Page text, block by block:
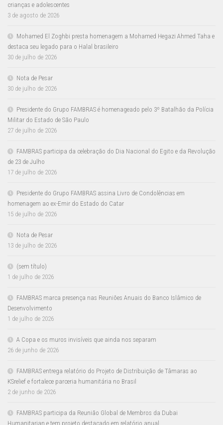
crianças e adolescentes
3 de agosto de 2026
Mohamed El Zoghbi presta homenagem a Mohamed Hegazi Ahmed Taha e
destaca seu legado para o Halal brasileiro
30 de julho de 2026
Nota de Pesar
30 de julho de 2026
Presidente do Grupo FAMBRAS é homenageado pelo 3º Batalhão da Polícia
Militar do Estado de São Paulo
27 de julho de 2026
FAMBRAS participa da celebração do Dia Nacional do Egito e da Revolução
de 23 de Julho
17 de julho de 2026
Presidente do Grupo FAMBRAS assina Livro de Condolências em
homenagem ao ex-Emir do Estado do Catar
15 de julho de 2026
Nota de Pesar
13 de julho de 2026
(sem título)
1 de julho de 2026
FAMBRAS marca presença nas Reuniões Anuais do Banco Islâmico de
Desenvolvimento
1 de julho de 2026
A Copa e os muros invisíveis que ainda nos separam
26 de junho de 2026
FAMBRAS entrega relatório do Projeto de Distribuição de Tâmaras ao
KSrelief e fortalece parceria humanitária no Brasil
2 de junho de 2026
FAMBRAS participa da Reunião Global de Membros da Dubai
Humanitarian e tem projeto destacado em relatório anual